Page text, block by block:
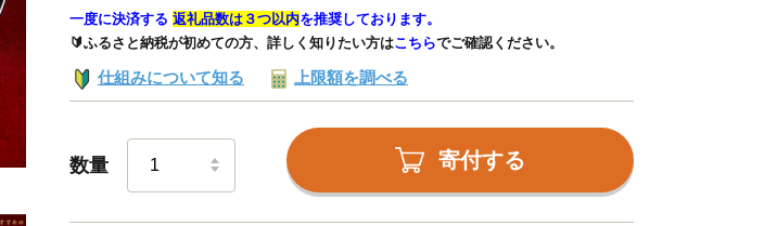
一度に決済する 返礼品数は３つ以内を推奨しております。
🔰ふるさと納税が初めての方、詳しく知りたい方はこちらでご確認ください。
仕組みについて知る 上限額を調べる
数量 寄付する